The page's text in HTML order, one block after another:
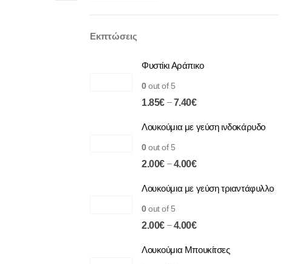
Εκπτώσεις
Φυστίκι Αράπικο
0out of 5
1.85€ – 7.40€Price
1.85€
Λουκούμια με γεύση ινδοκάρυδο
0out of 5
2.00€ – 4.00€Price
2.00€
Λουκούμια με γεύση τριαντάφυλλο
0out of 5
2.00€ – 4.00€Price
2.00€
Λουκούμια Μπουκίτσες